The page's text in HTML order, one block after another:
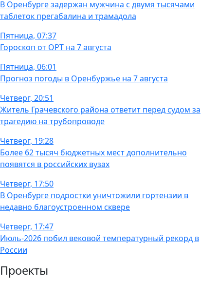
В Оренбурге задержан мужчина с двумя тысячами
таблеток прегабалина и трамадола
Пятница, 07:37
Гороскоп от ОРТ на 7 августа
Пятница, 06:01
Прогноз погоды в Оренбуржье на 7 августа
Четверг, 20:51
Житель Грачевского района ответит перед судом за
трагедию на трубопроводе
Четверг, 19:28
Более 62 тысяч бюджетных мест дополнительно
появятся в российских вузах
Четверг, 17:50
В Оренбурге подростки уничтожили гортензии в
недавно благоустроенном сквере
Четверг, 17:47
Июль-2026 побил вековой температурный рекорд в
России
Проекты